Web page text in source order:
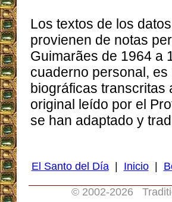
Los textos de los
provienen de notas
Guimarães de 1964 a
cuaderno personal,
biográficas transcritas
original leído por el
se han adaptado y
El Santo del Día| Inicio|
© 2002-2026